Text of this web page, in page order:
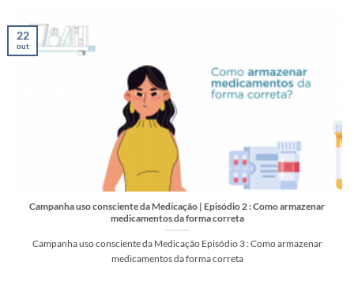
Campanha uso consciente da Medicação | Episódio 2 : Como armazenar
medicamentos da forma correta
Campanha uso consciente da Medicação Episódio 3 : Como armazenar
medicamentos da forma correta
22
out